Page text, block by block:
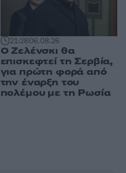
21:2806.08.26
Ο Ζελένσκι θα
επισκεφτεί τη Σερβία,
για πρώτη φορά από
την έναρξη του
πολέμου με τη Ρωσία